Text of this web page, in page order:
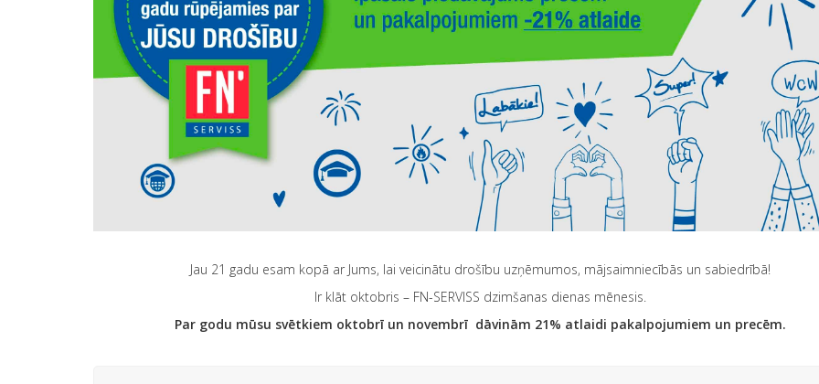
Jau 21 gadu esam kopā ar Jums, lai veicinātu drošību uzņēmumos, mājsaimniecībās un sabiedrībā!
Ir klāt oktobris – FN-SERVISS dzimšanas dienas mēnesis.
Par godu mūsu svētkiem oktobrī un novembrī dāvinām 21% atlaidi pakalpojumiem un precēm.